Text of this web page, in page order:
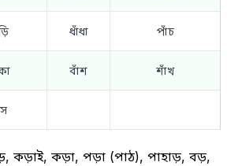
ধাঁধা পাঁচ
বাঁশ শাঁখ
কড়াই, কড়া, পড়া (পাঠ), পাহাড়, বড়,